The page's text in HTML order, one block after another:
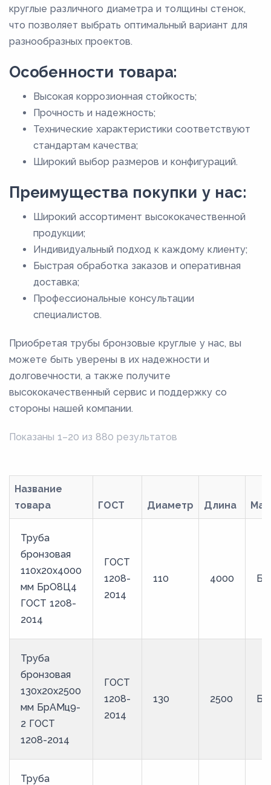
круглые различного диаметра и толщины стенок,
что позволяет выбрать оптимальный вариант для
разнообразных проектов.
Особенности товара:
Высокая коррозионная стойкость;
Прочность и надежность;
Технические характеристики соответствуют
стандартам качества;
Широкий выбор размеров и конфигураций.
Преимущества покупки у нас:
Широкий ассортимент высококачественной
продукции;
Индивидуальный подход к каждому клиенту;
Быстрая обработка заказов и оперативная
доставка;
Профессиональные консультации
специалистов.
Приобретая трубы бронзовые круглые у нас, вы
можете быть уверены в их надежности и
долговечности, а также получите
высококачественный сервис и поддержку со
стороны нашей компании.
Показаны 1–20 из 880 результатов
Название
товара
ГОСТ Диаметр Длина
Труба
бронзовая
110х20х4000
мм БрО8Ц4
ГОСТ 1208-
2014
ГОСТ
1208-
2014
110 4000
Труба
бронзовая
130х20х2500
мм БрАМц9-
2 ГОСТ
1208-2014
ГОСТ
1208-
2014
130 2500
Труба